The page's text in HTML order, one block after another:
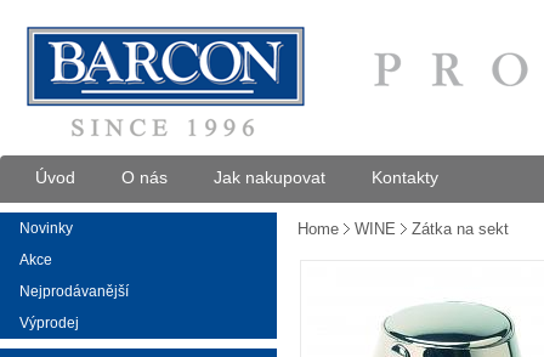
Úvod O nás Jak nakupovat Kontakty
Novinky
Akce
Nejprodávanější
Výprodej
Home WINE Zátka na sekt